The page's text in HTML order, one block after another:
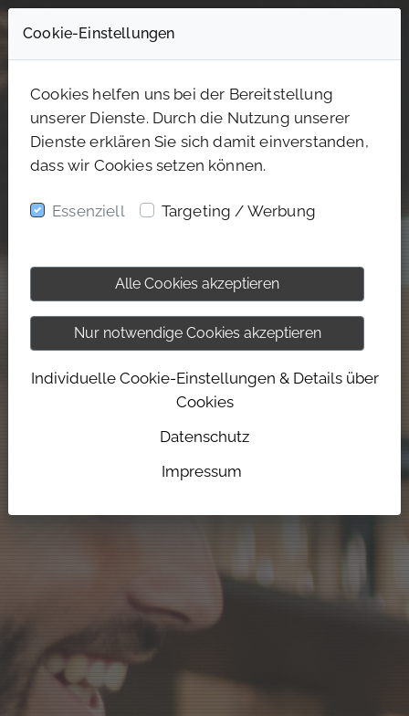
Cookie-Einstellungen
Cookies helfen uns bei der Bereitstellung
unserer Dienste. Durch die Nutzung unserer
Dienste erklären Sie sich damit einverstanden,
dass wir Cookies setzen können.
Essenziell Targeting / Werbung
Alle Cookies akzeptieren
Nur notwendige Cookies akzeptieren
Individuelle Cookie-Einstellungen & Details über
Cookies
Datenschutz
Impressum